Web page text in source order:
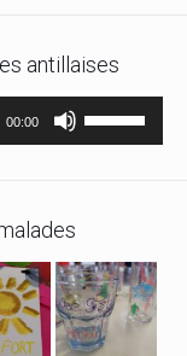
antillaises
00:00
augmenter
ou
diminuer
le